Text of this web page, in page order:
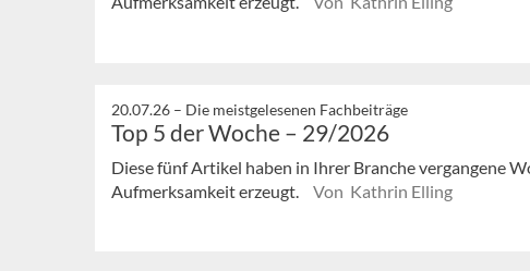
20.07.26 – Die meistgelesenen Fachbeiträge
Top 5 der Woche – 29/2026
Diese fünf Artikel haben in Ihrer Branche vergangene
Aufmerksamkeit erzeugt.
Von Kathrin Elling